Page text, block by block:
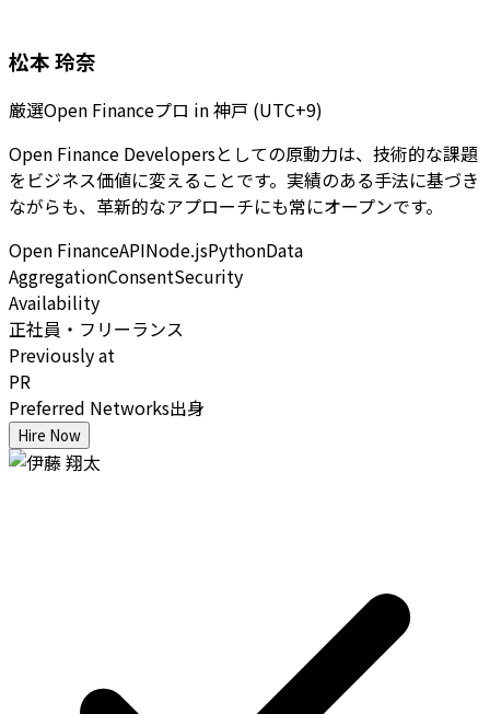
松本 玲奈
厳選Open Financeプロ in神戸 (UTC+9)
Open Finance Developersとしての原動力は、技術的な課題
をビジネス価値に変えることです。実績のある手法に基づき
ながらも、革新的なアプローチにも常にオープンです。
Open FinanceAPINode.jsPythonData
AggregationConsentSecurity
Availability
正社員・フリーランス
Previously at
PR
Preferred Networks出身
Hire Now